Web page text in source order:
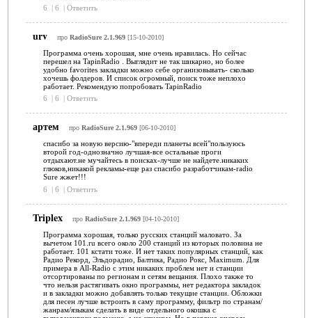
6
| 6 | Ответить
urv про RadioSure 2.1.969[15-10-2010]
Программа очень хорошая, мне очень нравилась. Но сейчас
перешел на TapinRadio . Выглядит не так шикарно, но более
удобно favorites закладки можно себе организовывать- сколько
хочешь фолдеров. И список огромный, поиск тоже неплохо
работает. Рекомендую попробовать TapinRadio
6
| 6 | Ответить
артем про RadioSure 2.1.969[06-10-2010]
спасибо за новую версию-"впереди планеты всей"пользуюсь
второй год-однозначно лучшая-все остальные проги
отдыхают.не мучайтесь в поисках-лучше не найдете.никаких
глюков,никакой рекламы-еще раз спасибо разработчикам-radio
Sure жжет!!!
6
| 6 | Ответить
Triplex про RadioSure 2.1.969[04-10-2010]
Программа хорошая, только русских станций маловато. За
вычетом 101.ru всего около 200 станций из которых половина не
работает. 101 кстати тоже. И нет таких популярных станций, как
Радио Рекорд, Эльдорадио, Балтика, Радио Рокс, Maximum. Для
примера в All-Radio с этим никаких проблем нет и станции
отсортированы по регионам и сетям вещания. Плохо также то
что нельзя растягивать окно программы, нет редактора закладок
и в закладки можно добавлять только текущие станции. Обложки
для песен лучше встроить в саму программу, фильтр по странам/
жанрам/языкам сделать в виде отдельного окошка с